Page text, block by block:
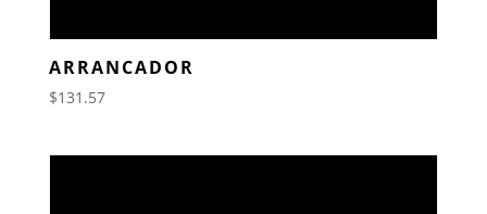
ARRANCADOR
$131.57